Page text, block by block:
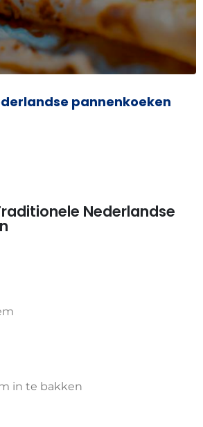
pannenkoeken
Nederlandse
in te bakken